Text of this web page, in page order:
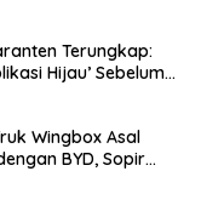
Terungkap:
Hijau’ Sebelum
Wingbox Asal
BYD, Sopir